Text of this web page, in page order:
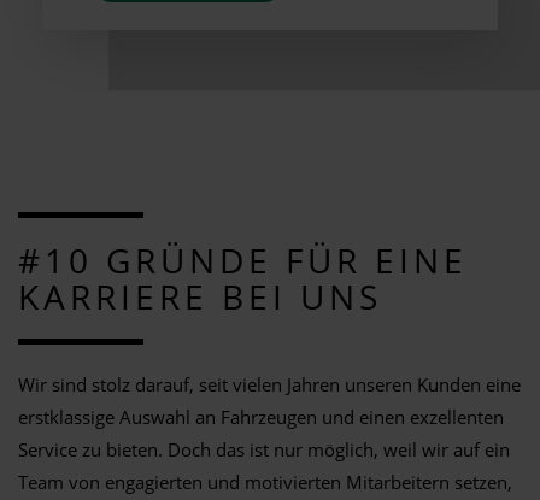
#10 GRÜNDE FÜR EINE
KARRIERE BEI UNS
Wir sind stolz darauf, seit vielen Jahren unseren Kunden eine
erstklassige Auswahl an Fahrzeugen und einen exzellenten
Service zu bieten. Doch das ist nur möglich, weil wir auf ein
Team von engagierten und motivierten Mitarbeitern setzen,